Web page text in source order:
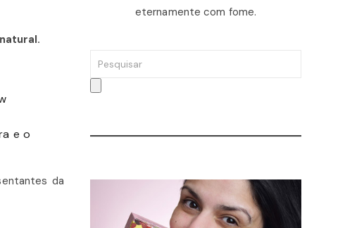
e o
da
eternamente com fome.